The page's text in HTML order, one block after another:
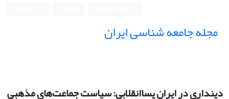
مجله جامعه شناسی ایران
دینداری در ایران پساانقلابی: سیاست جماعت‌های مذهبی